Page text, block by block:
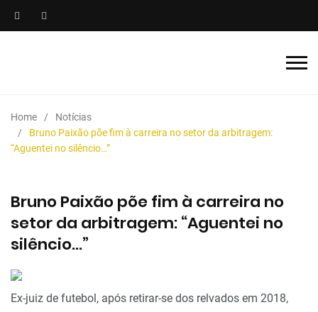
Home
Notícias
Bruno Paixão põe fim à carreira no setor da arbitragem:
“Aguentei no silêncio…”
Bruno Paixão põe fim à carreira no
setor da arbitragem: “Aguentei no
silêncio…”
Ex-juiz de futebol, após retirar-se dos relvados em 2018,